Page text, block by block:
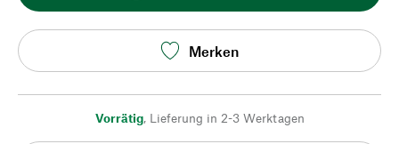
Merken
Vorrätig, Lieferung in 2-3 Werktagen